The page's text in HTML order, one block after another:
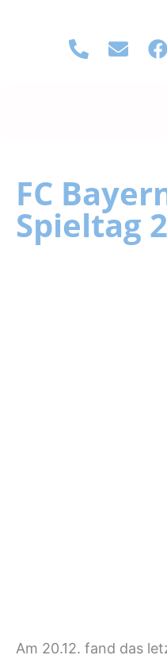
FC
Spieltag
Am 20.12. fand das